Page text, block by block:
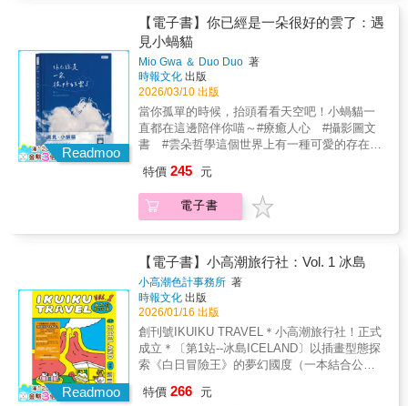
隻好奇的小貓靈，偷偷的飛到了人類的世界，
遇見了一個孤獨的少女……本書特色：一本從
雲朵視角教我們如何鬆一口氣的書本書以「雲
朵」作為觀看世界的比喻，將成人生活中常見
的低落、焦慮、比較與疲憊，轉化為一種自然
且被允許的狀態。就像雲朵會變形、會下雨、
也會獨自飄著，情緒的起伏並不代表我們不夠
好，而只是生活的一部分。透過這樣的視角，
邀請讀者換個高度看待日常，讓心慢慢鬆開。
獨特的圖文呈現書中結合可愛的幻想角色與城
小蝸貓輕輕地出現在熟悉的街景、天空與生活
片刻之中，使讀者在閱讀時產生強烈的共鳴
感，彷彿這份陪伴真的存在於自己的日常裡。
讀節奏。療癒人心的陪伴感故事沒有強烈的情
節推進，也不試圖告訴讀者「應該怎麼做」。
它只是溫柔地提醒我們：可以停下來喘口氣，
可以什麼都不做。你不需要立刻變好，也不必
變得更努力，「你已經夠好了。」允許自己短
暫地柔軟下來，在任何狀態裡，都被好好接
住。規格：17 x 23 x 1cm / 精裝 / 全彩 / 無注
Readmoo
【電子書】你已經是一朵很好的雲了：遇
見小蝸貓
Mio Gwa ＆ Duo Duo 著
時報文化 出版
2026/03/10 出版
當你孤單的時候，抬頭看看天空吧！小蝸貓一
直都在這邊陪伴你喵～#療癒人心 #攝影圖文
書 #雲朵哲學這個世界上有一種可愛的存在，
的小貓，很透明、很輕盈，藏在雲裡面。只有
你停下來，靜下心去看才能看見。他們似乎會
隨著風變化，有時候變得很大，有時候變得很
隻好奇的小貓靈，偷偷的飛到了人類的世界，
遇見了一個孤獨的少女……本書特色：一本從
雲朵視角教我們如何鬆一口氣的書本書以「雲
朵」作為觀看世界的比喻，將成人生活中常見
的低落、焦慮、比較與疲憊，轉化為一種自然
且被允許的狀態。就像雲朵會變形、會下雨、
也會獨自飄著，情緒的起伏並不代表我們不夠
好，而只是生活的一部分。透過這樣的視角，
邀請讀者換個高度看待日常，讓心慢慢鬆開。
特價 245 元
電子書
Readmoo
【電子書】小高潮旅行社：Vol. 1 冰島
小高潮色計事務所 著
時報文化 出版
2026/01/16 出版
創刊號IKUIKU TRAVEL＊小高潮旅行社！正式
成立＊〔第1站--冰島ICELAND〕以插畫型態探
索《白日冒險王》的夢幻國度（一本結合公路
的腥 加碼贈～雷克雅維克彩色小屋 海報（尺
特價 266 元